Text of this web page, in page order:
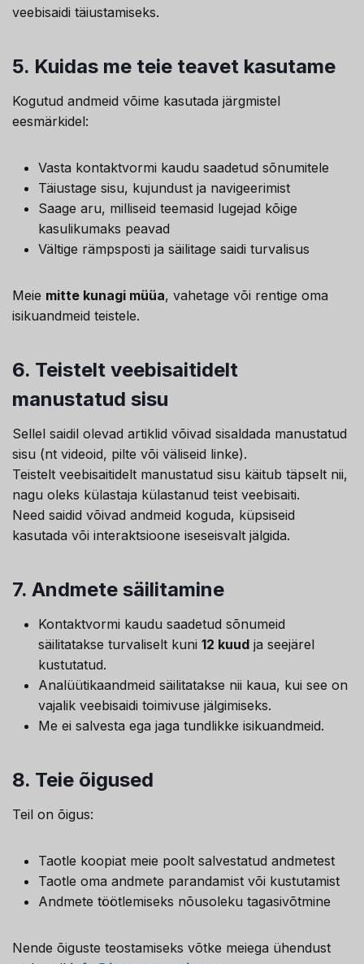
veebisaidi täiustamiseks.
5. Kuidas me teie teavet kasutame
Kogutud andmeid võime kasutada järgmistel
eesmärkidel:
Vasta kontaktvormi kaudu saadetud sõnumitele
Täiustage sisu, kujundust ja navigeerimist
Saage aru, milliseid teemasid lugejad kõige
kasulikumaks peavad
Vältige rämpsposti ja säilitage saidi turvalisus
Meie mitte kunagi müüa, vahetage või rentige oma
isikuandmeid teistele.
6. Teistelt veebisaitidelt
manustatud sisu
Sellel saidil olevad artiklid võivad sisaldada manustatud
sisu (nt videoid, pilte või väliseid linke).
Teistelt veebisaitidelt manustatud sisu käitub täpselt nii,
nagu oleks külastaja külastanud teist veebisaiti.
Need saidid võivad andmeid koguda, küpsiseid
kasutada või interaktsioone iseseisvalt jälgida.
7. Andmete säilitamine
Kontaktvormi kaudu saadetud sõnumeid
säilitatakse turvaliselt kuni 12 kuud ja seejärel
kustutatud.
Analüütikaandmeid säilitatakse nii kaua, kui see on
vajalik veebisaidi toimivuse jälgimiseks.
Me ei salvesta ega jaga tundlikke isikuandmeid.
8. Teie õigused
Teil on õigus:
Taotle koopiat meie poolt salvestatud andmetest
Taotle oma andmete parandamist või kustutamist
Andmete töötlemiseks nõusoleku tagasivõtmine
Nende õiguste teostamiseks võtke meiega ühendust